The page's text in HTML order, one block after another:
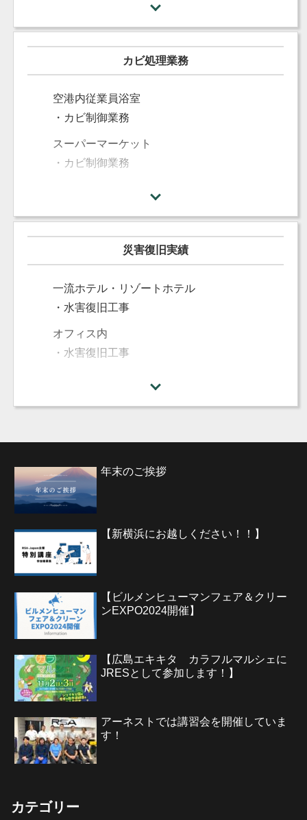
・定期メンテナンス
学習塾、予備校
・定期メンテナンス
ホテル感染者受け入れ施設
特養・老健施設
カビ処理業務
空港内従業員浴室
・カビ制御業務
スーパーマーケット
・カビ制御業務
オフィス、一般家庭、その他多数
災害復旧実績
一流ホテル・リゾートホテル
・水害復旧工事
オフィス内
・水害復旧工事
・水害復旧工事
空港ラウンジ
・水害復旧
年末のご挨拶
【新横浜にお越しください！！】
【ビルメンヒューマンフェア＆クリー
ンEXPO2024開催】
【広島エキキタ カラフルマルシェに
JRESとして参加します！】
アーネストでは講習会を開催していま
す！
カテゴリー